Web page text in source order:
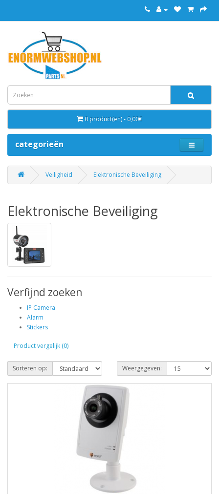
0 product(en) - 0,00€
categorieën
Veiligheid Elektronische Beveiliging
Elektronische Beveiliging
Verfijnd zoeken
IP Camera
Alarm
Stickers
Product vergelijk (0)
Sorteren op: Weergegeven: